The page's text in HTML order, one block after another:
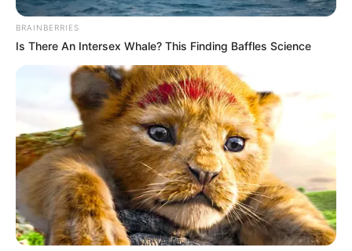
BRAINBERRIES
Is There An Intersex Whale? This Finding Baffles Science